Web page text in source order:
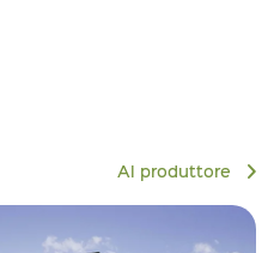
Al produttore